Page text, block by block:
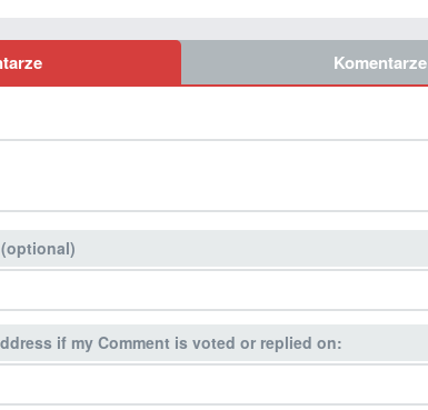
Komentarze
if my Comment is voted or replied on: